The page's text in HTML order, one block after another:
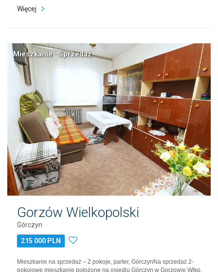
Więcej
Mieszkanie · Sprzedaż
Gorzów Wielkopolski
Górczyn
215 000 PLN
Mieszkanie na sprzedaż – 2 pokoje, parter, GórczynNa sprzedaż 2-
pokojowe mieszkanie położone na osiedlu Górczyn w Gorzowie Wlkp.